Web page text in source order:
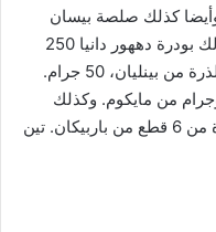
– 670 جرام. وأيضا كذلك صلصة بيسان
عطا سميكة من مدهور 500 جرام. وكذلك بودرة دههور دانيا 250
جرام. وهناك كذلك رقائق بيتزا بالارز والذرة من بينليان، 50 جرام.
بسكويت كريم كراكر، 1 كيلوجرام من مايكوم. وكذلك
مشروب شعير بالتفاح، 330 مل – عبوة من 6 قطع من باربيكان. تين